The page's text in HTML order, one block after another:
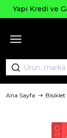
Kredi ve
Ana Sayfa Bisiklet